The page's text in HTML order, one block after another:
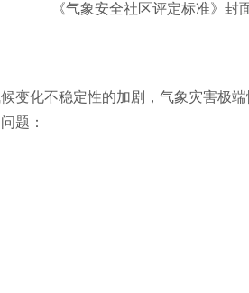
《气象安全社区评定标准》封
变化不稳定性的加剧，气象灾害极
题：